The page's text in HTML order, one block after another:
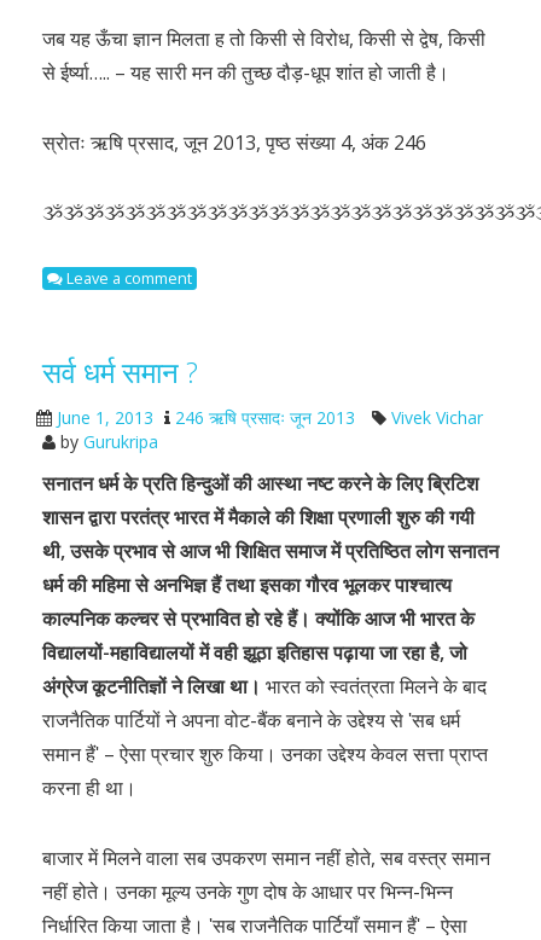
जब यह ऊँचा ज्ञान मिलता ह तो किसी से विरोध, किसी से द्वेष, किसी
से ईर्ष्या….. – यह सारी मन की तुच्छ दौड़-धूप शांत हो जाती है।
स्रोतः ऋषि प्रसाद, जून 2013, पृष्ठ संख्या 4, अंक 246
Leave a comment
सर्व धर्म समान ?
June 1, 2013 246 ऋषि प्रसादः जून 2013
Vivek Vichar
by Gurukripa
सनातन धर्म के प्रति हिन्दुओं की आस्था नष्ट करने के लिए ब्रिटिश
शासन द्वारा परतंत्र भारत में मैकाले की शिक्षा प्रणाली शुरु की गयी
थी, उसके प्रभाव से आज भी शिक्षित समाज में प्रतिष्ठित लोग सनातन
धर्म की महिमा से अनभिज्ञ हैं तथा इसका गौरव भूलकर पाश्चात्य
काल्पनिक कल्चर से प्रभावित हो रहे हैं। क्योंकि आज भी भारत के
विद्यालयों-महाविद्यालयों में वही झूठा इतिहास पढ़ाया जा रहा है, जो
अंग्रेज कूटनीतिज्ञों ने लिखा था। भारत को स्वतंत्रता मिलने के बाद
राजनैतिक पार्टियों ने अपना वोट-बैंक बनाने के उद्देश्य से ʹसब धर्म
समान हैंʹ – ऐसा प्रचार शुरु किया। उनका उद्देश्य केवल सत्ता प्राप्त
करना ही था।
बाजार में मिलने वाला सब उपकरण समान नहीं होते, सब वस्त्र समान
नहीं होते। उनका मूल्य उनके गुण दोष के आधार पर भिन्न-भिन्न
निर्धारित किया जाता है। ʹसब राजनैतिक पार्टियाँ समान हैंʹ – ऐसा